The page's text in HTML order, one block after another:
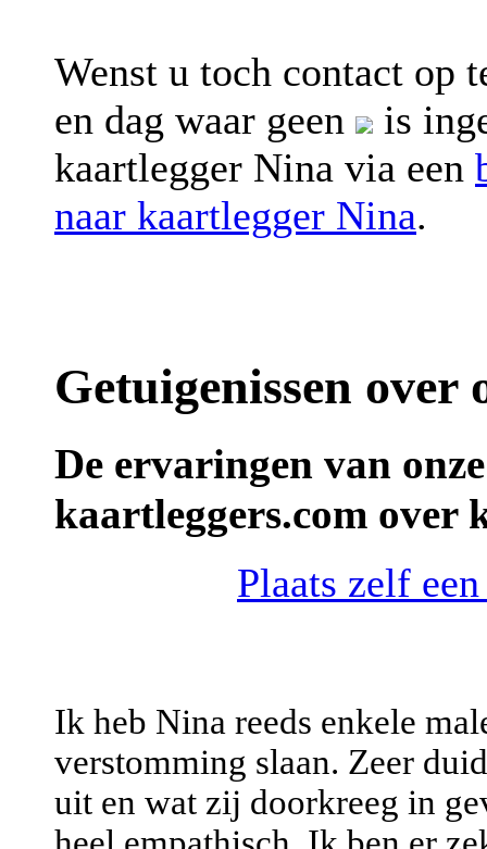
Wenst u toch contact op
en dag waar geen
is
kaartlegger Nina via een
naar kaartlegger Nina.
Getuigenissen over
De ervaringen van
kaartleggers.com over
Plaats zelf
Ik heb Nina reeds enkele
verstomming slaan. Zeer
uit en wat zij doorkreeg in